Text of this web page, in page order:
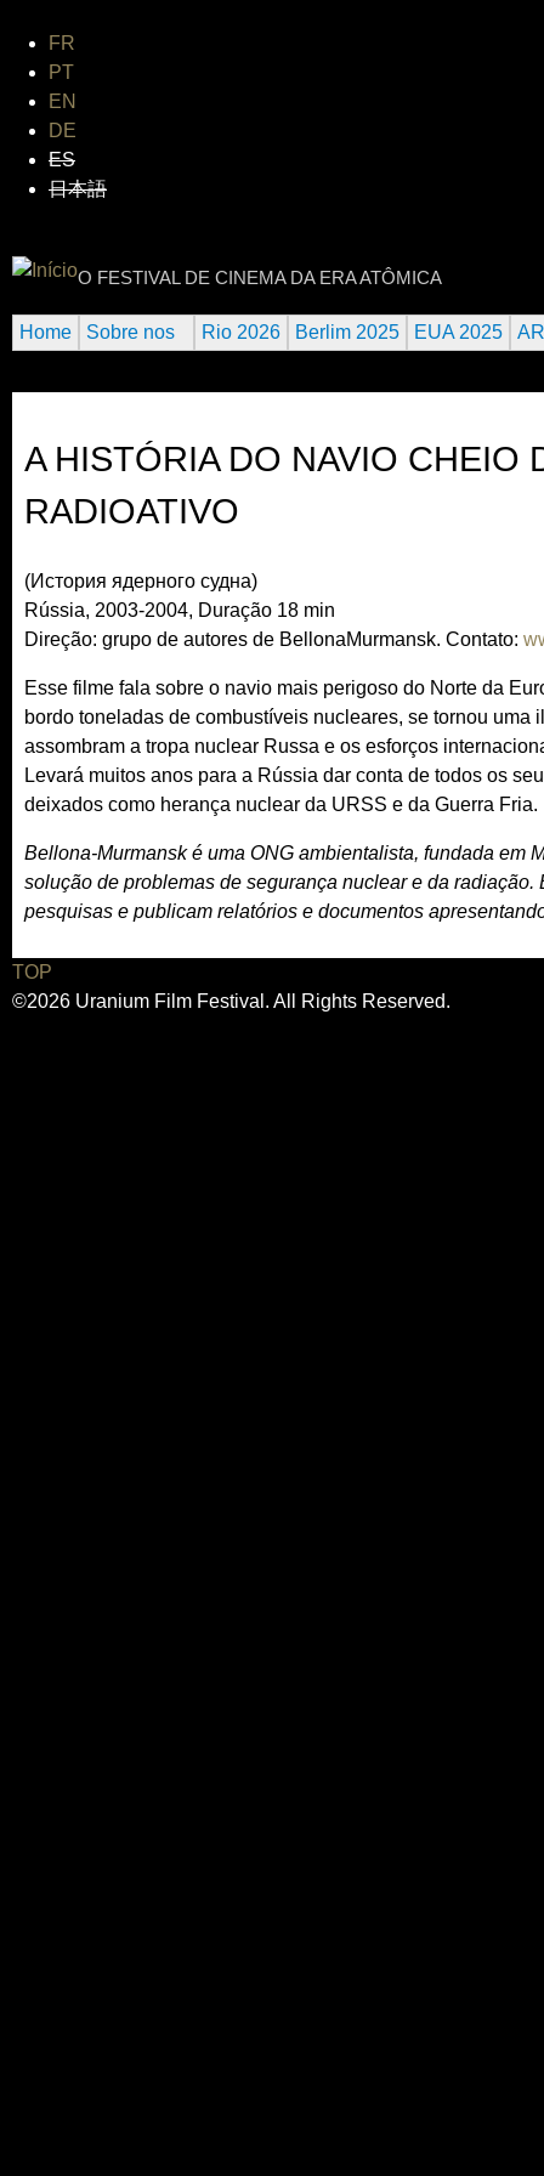
FR
PT
EN
DE
ES
日本語
O FESTIVAL DE CINEMA DA ERA ATÔMICA
A HISTÓRIA DO NAVIO CHEIO
RADIOATIVO
(История ядерного судна)
Rússia, 2003-2004, Duração 18 min
Direção: grupo de autores de BellonaMurmansk. Contato:
Esse filme fala sobre o navio mais perigoso do Norte da
bordo toneladas de combustíveis nucleares, se tornou uma
assombram a tropa nuclear Russa e os esforços
Levará muitos anos para a Rússia dar conta de todos os
deixados como herança nuclear da URSS e da Guerra Fria.
Bellona-Murmansk é uma ONG ambientalista, fundada em
solução de problemas de segurança nuclear e da
pesquisas e publicam relatórios e documentos
Home Sobre nos Rio 2026 Berlim 2025 EUA 2025
TOP
©2026 Uranium Film Festival. All Rights Reserved.